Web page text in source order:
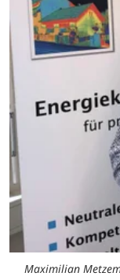
Maximilian